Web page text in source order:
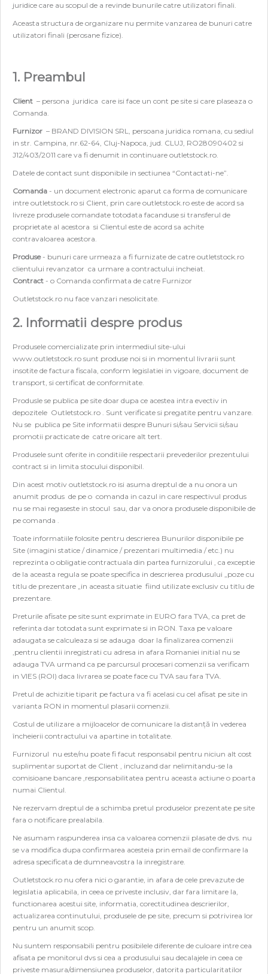
juridice care au scopul de a revinde bunurile catre utilizatori finali.
Aceasta structura de organizare nu permite vanzarea de bunuri catre
utilizatori finali (perosane fizice).
1. Preambul
Client – persona juridica care isi face un cont pe site si care plaseaza o
Comanda.
Furnizor – BRAND DIVISION SRL, persoana juridica romana, cu sediul
in str. Campina, nr.62-64, Cluj-Napoca, jud. CLUJ, RO28090402 si
J12/403/2011 care va fi denumit in continuare outletstock.ro.
Datele de contact sunt disponibile in sectiunea “Contactati-ne”.
Comanda - un document electronic aparut ca forma de comunicare
intre outletstock.ro si Client, prin care outletstock.ro este de acord sa
livreze produsele comandate totodata facanduse si transferul de
proprietate al acestora si Clientul este de acord sa achite
contravaloarea acestora.
Produse- bunuri care urmeaza a fi furnizate de catre outletstock.ro
clientului revanzator ca urmare a contractului incheiat.
Contract - o Comanda confirmata de catre Furnizor
Outletstock.ro nu face vanzari nesolicitate.
2. Informatii despre produs
Produsele comercializate prin intermediul site-ului
www.outletstock.ro sunt produse noi si in momentul livrarii sunt
insotite de factura fiscala, conform legislatiei in vigoare, document de
transport, si certificat de conformitate.
Produsle se publica pe site doar dupa ce acestea intra evectiv in
depozitele Outletstock.ro . Sunt verificate si pregatite pentru vanzare.
Nu se publica pe Site informatii despre Bunuri si/sau Servicii si/sau
promotii practicate de catre oricare alt tert.
Produsele sunt oferite in conditiile respectarii prevederilor prezentului
contract si in limita stocului disponibil.
Din acest motiv outletstock.ro isi asuma dreptul de a nu onora un
anumit produs de pe o comanda in cazul in care respectivul produs
nu se mai regaseste in stocul sau, dar va onora produsele disponibile de
pe comanda .
Toate informatiile folosite pentru descrierea Bunurilor disponibile pe
Site (imagini statice / dinamice / prezentari multimedia / etc.) nu
reprezinta o obligatie contractuala din partea furnizorului , ca exceptie
de la aceasta regula se poate specifica in descrierea produsului „poze cu
titlu de prezentare „in aceasta situatie fiind utilizate exclusiv cu titlu de
prezentare.
Preturile afisate pe site sunt exprimate in EURO fara TVA, ca pret de
referinta dar totodata sunt exprimate si in RON. Taxa pe valoare
adaugata se calculeaza si se adauga doar la finalizarea comenzii
,pentru clientii inregistrati cu adresa in afara Romaniei initial nu se
adauga TVA urmand ca pe parcursul procesari comenzii sa verificam
in VIES (ROI) daca livrarea se poate face cu TVA sau fara TVA.
Pretul de achizitie tiparit pe factura va fi acelasi cu cel afisat pe site in
varianta RON in momentul plasarii comenzii.
Costul de utilizare a mijloacelor de comunicare la distanţă în vederea
încheierii contractului va apartine in totalitate.
Furnizorul nu este/nu poate fi facut responsabil pentru niciun alt cost
suplimentar suportat de Client , incluzand dar nelimitandu-se la
comisioane bancare ,responsabilitatea pentru aceasta actiune o poarta
numai Clientul.
Ne rezervam dreptul de a schimba pretul produselor prezentate pe site
fara o notificare prealabila.
Ne asumam raspunderea insa ca valoarea comenzii plasate de dvs. nu
se va modifica dupa confirmarea acesteia prin email de confirmare la
adresa specificata de dumneavostra la inregistrare.
Outletstock.ro nu ofera nici o garantie, in afara de cele prevazute de
legislatia aplicabila, in ceea ce priveste inclusiv, dar fara limitare la,
functionarea acestui site, informatia, corectitudinea descrierilor,
actualizarea continutului, produsele de pe site, precum si potrivirea lor
pentru un anumit scop.
Nu suntem responsabili pentru posibilele diferente de culoare intre cea
afisata pe monitorul dvs si cea a produsului sau decalajele in ceea ce
priveste masura/dimensiunea produselor, datorita particularitatilor